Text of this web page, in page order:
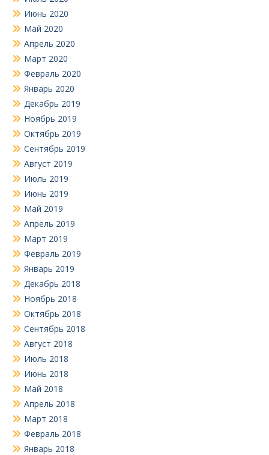
Июнь 2020
Май 2020
Апрель 2020
Март 2020
Февраль 2020
Январь 2020
Декабрь 2019
Ноябрь 2019
Октябрь 2019
Сентябрь 2019
Август 2019
Июль 2019
Июнь 2019
Май 2019
Апрель 2019
Март 2019
Февраль 2019
Январь 2019
Декабрь 2018
Ноябрь 2018
Октябрь 2018
Сентябрь 2018
Август 2018
Июль 2018
Июнь 2018
Май 2018
Апрель 2018
Март 2018
Февраль 2018
Январь 2018